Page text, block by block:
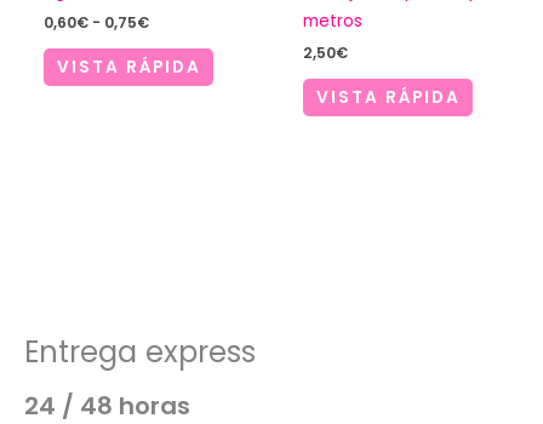
0,60€ - 0,75€Rango
precios:
desde
VISTA RÁPIDA
metros
2,50€
VISTA RÁPIDA
Entrega express
24 / 48 horas